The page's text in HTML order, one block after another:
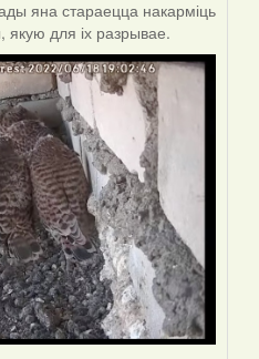
яна стараецца накарміць
якую для іх разрывае.